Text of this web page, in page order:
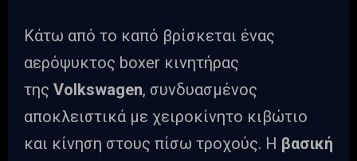
Κάτω από το καπό βρίσκεται ένας
αερόψυκτος boxer κινητήρας
της Volkswagen, συνδυασμένος
αποκλειστικά με χειροκίνητο κιβώτιο
και κίνηση στους πίσω τροχούς. Η βασική